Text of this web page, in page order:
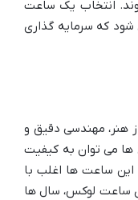
انتخاب یک ساعت
که سرمایه گذاری
هنر، مهندسی دقیق و
می توان به کیفیت
این ساعت ها اغلب با
ساعت لوکس، سال ها